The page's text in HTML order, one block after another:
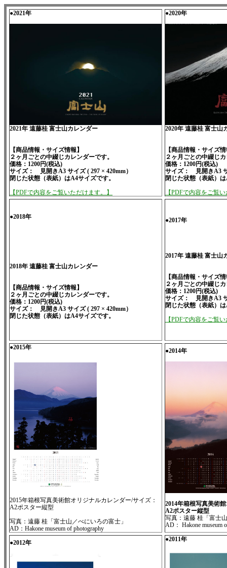
●2021年
2021年 遠藤桂 富士山カレンダー
【商品情報・サイズ情報】
２ヶ月ごとの中綴じカレンダーです。
価格：1200円(税込)
サイズ： 見開きA3 サイズ ( 297 × 420mm）
閉じた状態（表紙）はA4サイズです。
【PDFで内容をご覧いただけます。】
●2020年
2020年 遠藤桂 富士山
【商品情報・サイズ
２ヶ月ごとの中綴じ
価格：1200円(税込)
サイズ： 見開きA3
閉じた状態（表紙）
【PDFで内容をご覧
●2018年
2018年 遠藤桂 富士山カレンダー
【商品情報・サイズ情報】
２ヶ月ごとの中綴じカレンダーです。
価格：1200円(税込)
サイズ： 見開きA3 サイズ ( 297 × 420mm）
閉じた状態（表紙）はA4サイズです。
●2017年
2017年 遠藤桂 富士山
【商品情報・サイズ
２ヶ月ごとの中綴じ
価格：1200円(税込)
サイズ： 見開きA3
閉じた状態（表紙）
【PDFで内容をご覧
●2015年
2015年箱根写真美術館オリジナルカレンダー/サイズ：
A2ポスター縦型
写真：遠藤 桂「富士山／べにいろの富士」
AD：Hakone museum of photography
●2014年
2014年箱根写真美術
A2ポスター縦型
写真：遠藤 桂「富士
AD： Hakone museum
●2012年 ●2011年